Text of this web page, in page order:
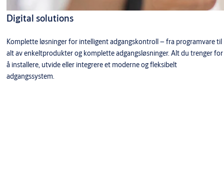
Digital solutions
Komplette løsninger for intelligent adgangskontroll – fra programvare til
alt av enkeltprodukter og komplette adgangsløsninger. Alt du trenger for
å installere, utvide eller integrere et moderne og fleksibelt
adgangssystem.